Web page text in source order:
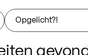
Opgelicht?!